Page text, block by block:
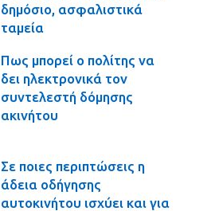
δημόσιο, ασφαλιστικά
ταμεία
Πως μπορεί ο πολίτης να
δει ηλεκτρονικά τον
συντελεστή δόμησης
ακινήτου
Σε ποιες περιπτώσεις η
άδεια οδήγησης
αυτοκινήτου ισχύει και για